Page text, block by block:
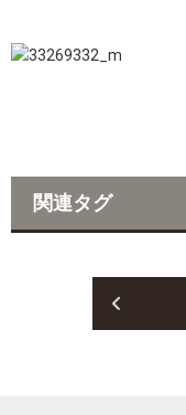
関連タグ